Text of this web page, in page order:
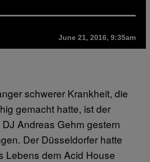
June 21, 2016, 9:35am
schwerer Krankheit, die
gemacht hatte, ist der
Andreas Gehm gestern
Der Düsseldorfer hatte
Lebens dem Acid House